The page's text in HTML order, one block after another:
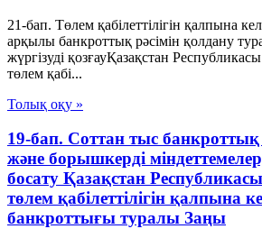
21-бап. Төлем қабілеттілігін қалпына
арқылы банкроттық рәсімін қолдану
жүргізуді қозғауҚазақстан
төлем қабі...
Толық оқу »
19-бап. Соттан тыс банкроттық
және борышкерді
босату Қазақстан
төлем қабілеттілігін қалпына
банкроттығы туралы Заңы